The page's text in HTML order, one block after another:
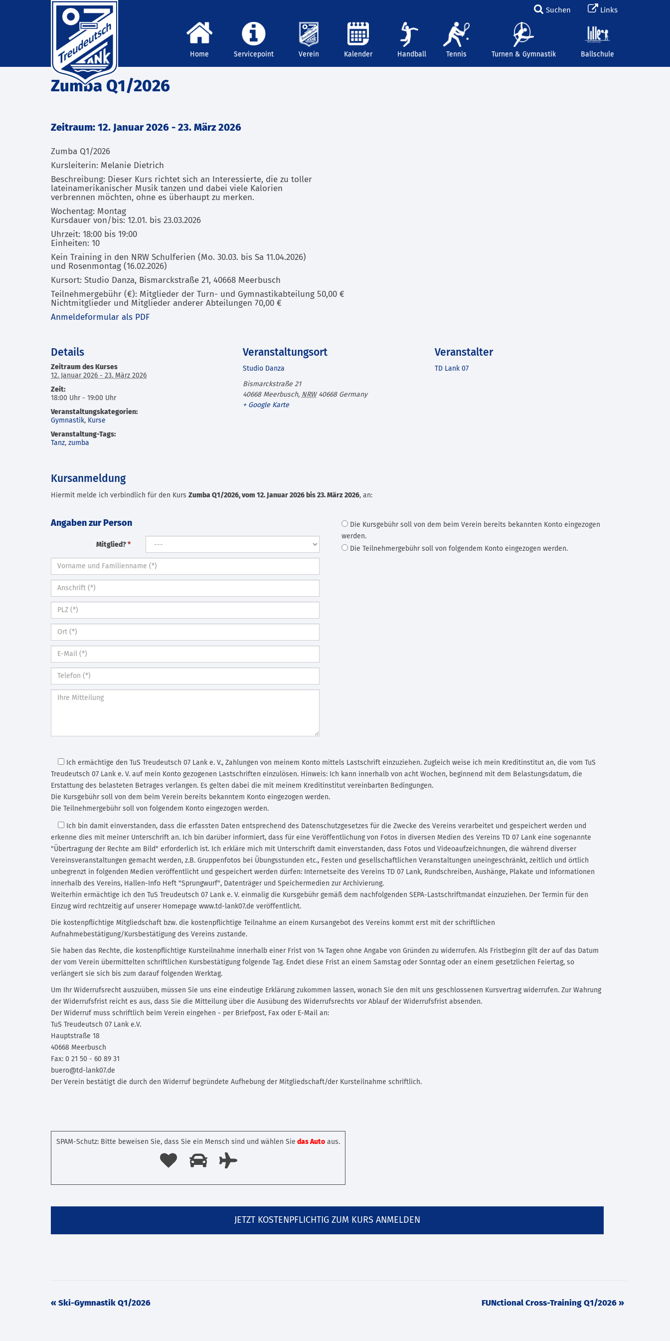
Suchen Links
Home Servicepoint Verein Kalender Handball Tennis Turnen & Gymnastik Ballschule
Zumba Q1/2026
Zeitraum: 12. Januar 2026 - 23. März 2026
Zumba Q1/2026
Kursleiterin: Melanie Dietrich
Beschreibung: Dieser Kurs richtet sich an Interessierte, die zu toller
lateinamerikanischer Musik tanzen und dabei viele Kalorien
verbrennen möchten, ohne es überhaupt zu merken.
Wochentag: Montag
Kursdauer von/bis: 12.01. bis 23.03.2026
Uhrzeit: 18:00 bis 19:00
Einheiten: 10
Kein Training in den NRW Schulferien (Mo. 30.03. bis Sa 11.04.2026)
und Rosenmontag (16.02.2026)
Kursort: Studio Danza, Bismarckstraße 21, 40668 Meerbusch
Teilnehmergebühr (€): Mitglieder der Turn- und Gymnastikabteilung 50,00 €
Nichtmitglieder und Mitglieder anderer Abteilungen 70,00 €
Anmeldeformular als PDF
Details
Zeitraum des Kurses
12. Januar 2026 - 23. März 2026
Zeit:
18:00 Uhr - 19:00 Uhr
Veranstaltungskategorien:
Gymnastik, Kurse
Veranstaltung-Tags:
Tanz, zumba
Veranstaltungsort
Studio Danza
Bismarckstraße 21
40668 Meerbusch, NRW 40668 Germany
+ Google Karte
Veranstalter
TD Lank 07
Kursanmeldung
Hiermit melde ich verbindlich für den Kurs Zumba Q1/2026, vom 12. Januar 2026 bis 23. März 2026, an:
Angaben zur Person
Mitglied? *
Die Kursgebühr soll von dem beim Verein bereits bekannten Konto eingezogen
werden.
Die Teilnehmergebühr soll von folgendem Konto eingezogen werden.
Ich ermächtige den TuS Treudeutsch 07 Lank e. V., Zahlungen von meinem Konto mittels Lastschrift einzuziehen. Zugleich weise ich mein Kreditinstitut an, die vom TuS
Treudeutsch 07 Lank e. V. auf mein Konto gezogenen Lastschriften einzulösen. Hinweis: Ich kann innerhalb von acht Wochen, beginnend mit dem Belastungsdatum, die
Erstattung des belasteten Betrages verlangen. Es gelten dabei die mit meinem Kreditinstitut vereinbarten Bedingungen.
Die Kursgebühr soll von dem beim Verein bereits bekanntem Konto eingezogen werden.
Die Teilnehmergebühr soll von folgendem Konto eingezogen werden.
Ich bin damit einverstanden, dass die erfassten Daten entsprechend des Datenschutzgesetzes für die Zwecke des Vereins verarbeitet und gespeichert werden und
erkenne dies mit meiner Unterschrift an. Ich bin darüber informiert, dass für eine Veröffentlichung von Fotos in diversen Medien des Vereins TD 07 Lank eine sogenannte
"Übertragung der Rechte am Bild" erforderlich ist. Ich erkläre mich mit Unterschrift damit einverstanden, dass Fotos und Videoaufzeichnungen, die während diverser
Vereinsveranstaltungen gemacht werden, z.B. Gruppenfotos bei Übungsstunden etc., Festen und gesellschaftlichen Veranstaltungen uneingeschränkt, zeitlich und örtlich
unbegrenzt in folgenden Medien veröffentlicht und gespeichert werden dürfen: Internetseite des Vereins TD 07 Lank, Rundschreiben, Aushänge, Plakate und Informationen
innerhalb des Vereins, Hallen-Info Heft "Sprungwurf", Datenträger und Speichermedien zur Archivierung.
Weiterhin ermächtige ich den TuS Treudeutsch 07 Lank e. V. einmalig die Kursgebühr gemäß dem nachfolgenden SEPA-Lastschriftmandat einzuziehen. Der Termin für den
Einzug wird rechtzeitig auf unserer Homepage www.td-lank07.de veröffentlicht.
Die kostenpflichtige Mitgliedschaft bzw. die kostenpflichtige Teilnahme an einem Kursangebot des Vereins kommt erst mit der schriftlichen
Aufnahmebestätigung/Kursbestätigung des Vereins zustande.
Sie haben das Rechte, die kostenpflichtige Kursteilnahme innerhalb einer Frist von 14 Tagen ohne Angabe von Gründen zu widerrufen. Als Fristbeginn gilt der auf das Datum
der vom Verein übermittelten schriftlichen Kursbestätigung folgende Tag. Endet diese Frist an einem Samstag oder Sonntag oder an einem gesetzlichen Feiertag, so
verlängert sie sich bis zum darauf folgenden Werktag.
Um Ihr Widerrufsrecht auszuüben, müssen Sie uns eine eindeutige Erklärung zukommen lassen, wonach Sie den mit uns geschlossenen Kursvertrag widerrufen. Zur Wahrung
der Widerrufsfrist reicht es aus, dass Sie die Mitteilung über die Ausübung des Widerrufsrechts vor Ablauf der Widerrufsfrist absenden.
Der Widerruf muss schriftlich beim Verein eingehen - per Briefpost, Fax oder E-Mail an:
TuS Treudeutsch 07 Lank e.V.
Hauptstraße 18
40668 Meerbusch
Fax: 0 21 50 - 60 89 31
buero@td-lank07.de
Der Verein bestätigt die durch den Widerruf begründete Aufhebung der Mitgliedschaft/der Kursteilnahme schriftlich.
SPAM-Schutz: Bitte beweisen Sie, dass Sie ein Mensch sind und wählen Sie das Auto aus.
Veranstaltung
« Ski-Gymnastik Q1/2026 FUNctional Cross-Training Q1/2026 »